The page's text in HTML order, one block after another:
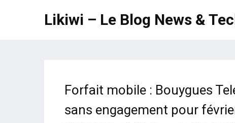
Likiwi – Le Blog News &
Forfait mobile : Bouygues
sans engagement pour